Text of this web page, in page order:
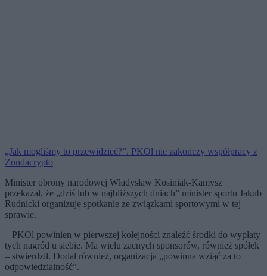
„Jak mogliśmy to przewidzieć?”. PKOl nie zakończy współpracy z
Zondacrypto
Minister obrony narodowej Władysław Kosiniak-Kamysz
przekazał, że „dziś lub w najbliższych dniach” minister sportu Jakub
Rudnicki organizuje spotkanie ze związkami sportowymi w tej
sprawie.
– PKOl powinien w pierwszej kolejności znaleźć środki do wypłaty
tych nagród u siebie. Ma wielu zacnych sponsorów, również spółek
– stwierdził. Dodał również, organizacja „powinna wziąć za to
odpowiedzialność”.